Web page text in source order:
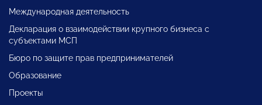
Международная деятельность
Декларация о взаимодействии крупного бизнеса с
субъектами МСП
Бюро по защите прав предпринимателей
Образование
Проекты